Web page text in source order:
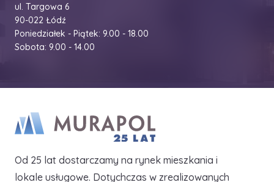
ul. Targowa 6
90-022 Łódź
Poniedziałek - Piątek: 9.00 - 18.00
Sobota: 9.00 - 14.00
Od 25 lat dostarczamy na rynek mieszkania i
lokale usługowe. Dotychczas w zrealizowanych